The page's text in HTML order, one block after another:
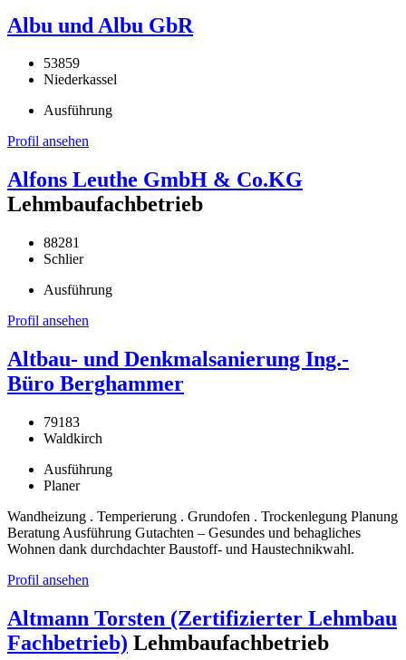
Albu und Albu GbR
53859
Niederkassel
Ausführung
Profil ansehen
Alfons Leuthe GmbH & Co.KG
Lehmbaufachbetrieb
88281
Schlier
Ausführung
Profil ansehen
Altbau- und Denkmalsanierung Ing.-
Büro Berghammer
79183
Waldkirch
Ausführung
Planer
Wandheizung . Temperierung . Grundofen . Trockenlegung Planung
Beratung Ausführung Gutachten – Gesundes und behagliches
Wohnen dank durchdachter Baustoff- und Haustechnikwahl.
Profil ansehen
Altmann Torsten (Zertifizierter Lehmbau
Fachbetrieb) Lehmbaufachbetrieb